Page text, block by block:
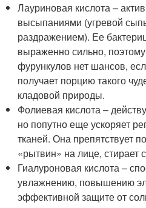
Лауриновая кислота –
высыпаниями (угревой
раздражением). Ее
выраженно сильно,
фурункулов нет шансов,
получает порцию такого
кладовой природы.
Фолиевая кислота –
но попутно еще ускоряет
тканей. Она препятствует
«рытвин» на лице, стирает
Гиалуроновая кислота –
увлажнению, повышению
эффективной защите от